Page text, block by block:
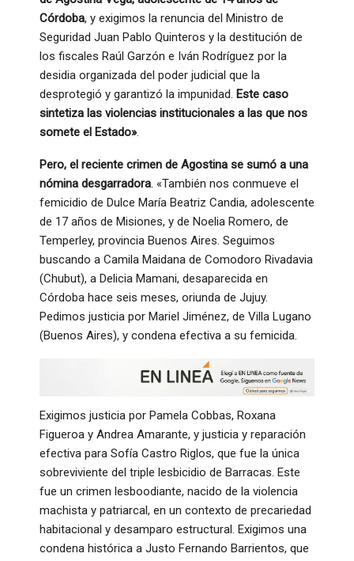
Córdoba, y exigimos la renuncia del Ministro de
Seguridad Juan Pablo Quinteros y la destitución de
los fiscales Raúl Garzón e Iván Rodríguez por la
desidia organizada del poder judicial que la
desprotegió y garantizó la impunidad. Este caso
sintetiza las violencias institucionales a las que nos
somete el Estado».
Pero, el reciente crimen de Agostina se sumó a una
nómina desgarradora. «También nos conmueve el
femicidio de Dulce María Beatriz Candia, adolescente
de 17 años de Misiones, y de Noelia Romero, de
Temperley, provincia Buenos Aires. Seguimos
buscando a Camila Maidana de Comodoro Rivadavia
(Chubut), a Delicia Mamani, desaparecida en
Córdoba hace seis meses, oriunda de Jujuy.
Pedimos justicia por Mariel Jiménez, de Villa Lugano
(Buenos Aires), y condena efectiva a su femicida.
Exigimos justicia por Pamela Cobbas, Roxana
Figueroa y Andrea Amarante, y justicia y reparación
efectiva para Sofía Castro Riglos, que fue la única
sobreviviente del triple lesbicidio de Barracas. Este
fue un crimen lesboodiante, nacido de la violencia
machista y patriarcal, en un contexto de precariedad
habitacional y desamparo estructural. Exigimos una
condena histórica a Justo Fernando Barrientos, que